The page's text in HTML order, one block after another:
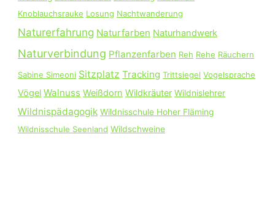
Knoblauchsrauke Losung Nachtwanderung
Naturerfahrung Naturfarben Naturhandwerk
Naturverbindung Pflanzenfarben Reh Rehe Räuchern
Sabine Simeoni Sitzplatz Tracking Trittsiegel Vogelsprache
Vögel Walnuss Weißdorn Wildkräuter Wildnislehrer
Wildnispädagogik Wildnisschule Hoher Fläming
Wildnisschule Seenland Wildschweine